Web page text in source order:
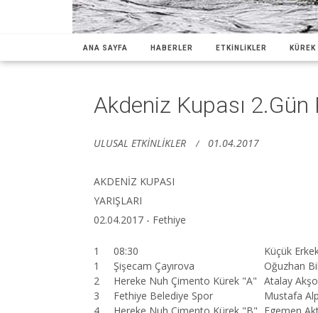
ANA SAYFA HABERLER ETKİNLİKLER
Akdeniz Kupası 2.Gün
ULUSAL ETKİNLİKLER 01.04.2017
AKDENİZ KUPASI
YARIŞLARI
02.04.2017 - Fethiye
1 08:30
Küçük
1
Şişecam Çayırova
Oğuzhan
2
Hereke Nuh Çimento Kürek "A" Atalay
3
Fethiye Belediye Spor
Mustafa
4
Hereke Nuh Çimento Kürek "B" Egemen